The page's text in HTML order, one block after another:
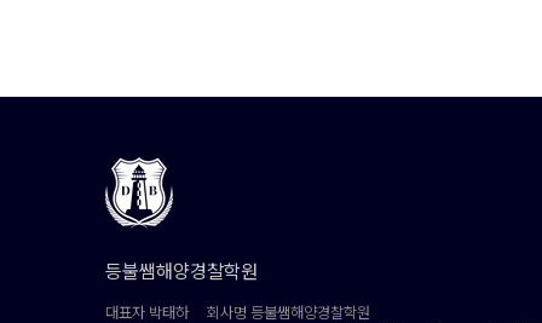
등불쌤해양경찰학원
대표자 박태하
회사명 등불쌤해양경찰학원